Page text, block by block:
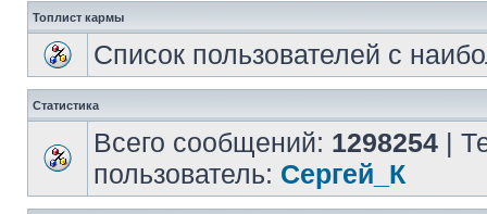
Топлист кармы
Список пользователей с
Статистика
Всего сообщений: 1298254 |
пользователь: Сергей_К